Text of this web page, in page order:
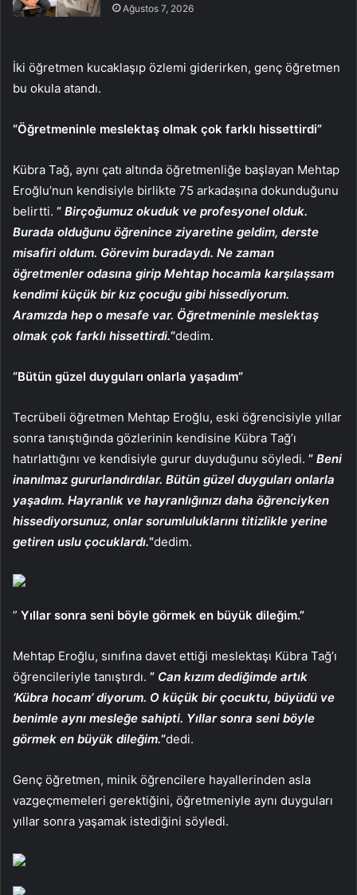
Ağustos 7, 2026
İki öğretmen kucaklaşıp özlemi giderirken, genç öğretmen
bu okula atandı.
“Öğretmeninle meslektaş olmak çok farklı hissettirdi”
Kübra Tağ, aynı çatı altında öğretmenliğe başlayan Mehtap
Eroğlu’nun kendisiyle birlikte 75 arkadaşına dokunduğunu
belirtti. ” Birçoğumuz okuduk ve profesyonel olduk.
Burada olduğunu öğrenince ziyaretine geldim, derste
misafiri oldum. Görevim buradaydı. Ne zaman
öğretmenler odasına girip Mehtap hocamla karşılaşsam
kendimi küçük bir kız çocuğu gibi hissediyorum.
Aramızda hep o mesafe var. Öğretmeninle meslektaş
olmak çok farklı hissettirdi.“dedim.
“Bütün güzel duyguları onlarla yaşadım”
Tecrübeli öğretmen Mehtap Eroğlu, eski öğrencisiyle yıllar
sonra tanıştığında gözlerinin kendisine Kübra Tağ’ı
hatırlattığını ve kendisiyle gurur duyduğunu söyledi. ” Beni
inanılmaz gururlandırdılar. Bütün güzel duyguları onlarla
yaşadım. Hayranlık ve hayranlığınızı daha öğrenciyken
hissediyorsunuz, onlar sorumluluklarını titizlikle yerine
getiren uslu çocuklardı.“dedim.
” Yıllar sonra seni böyle görmek en büyük dileğim.”
Mehtap Eroğlu, sınıfına davet ettiği meslektaşı Kübra Tağ’ı
öğrencileriyle tanıştırdı. ” Can kızım dediğimde artık
‘Kübra hocam’ diyorum. O küçük bir çocuktu, büyüdü ve
benimle aynı mesleğe sahipti. Yıllar sonra seni böyle
görmek en büyük dileğim.“dedi.
Genç öğretmen, minik öğrencilere hayallerinden asla
vazgeçmemeleri gerektiğini, öğretmeniyle aynı duyguları
yıllar sonra yaşamak istediğini söyledi.